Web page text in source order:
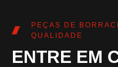
PEÇAS DE
QUALIDADE
ENTRE EM